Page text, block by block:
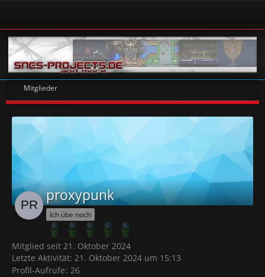
Mitglieder
proxypunk
Ich übe noch
Mitglied seit 21. Oktober 2024
Letzte Aktivität: 21. Oktober 2024 um 15:13
Profil-Aufrufe 26